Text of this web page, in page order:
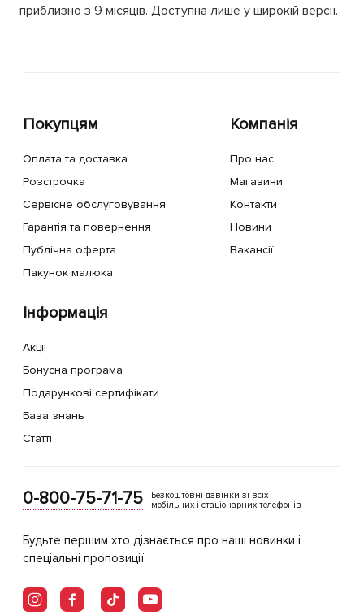
приблизно з 9 місяців. Доступна лише у широкій версії.
Покупцям
Оплата та доставка
Розстрочка
Сервісне обслуговування
Гарантія та повернення
Публічна оферта
Пакунок малюка
Компанія
Про нас
Магазини
Контакти
Новини
Вакансії
Інформація
Акції
Бонусна програма
Подарункові сертифікати
База знань
Статті
0-800-75-71-75
Безкоштовні дзвінки зі всіх
мобільних і стаціонарних телефонів
Будьте першим хто дізнається про наші новинки і
спеціальні пропозиції